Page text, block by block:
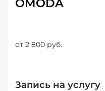
OMODA
от 2 800 руб.
Запись на услугу